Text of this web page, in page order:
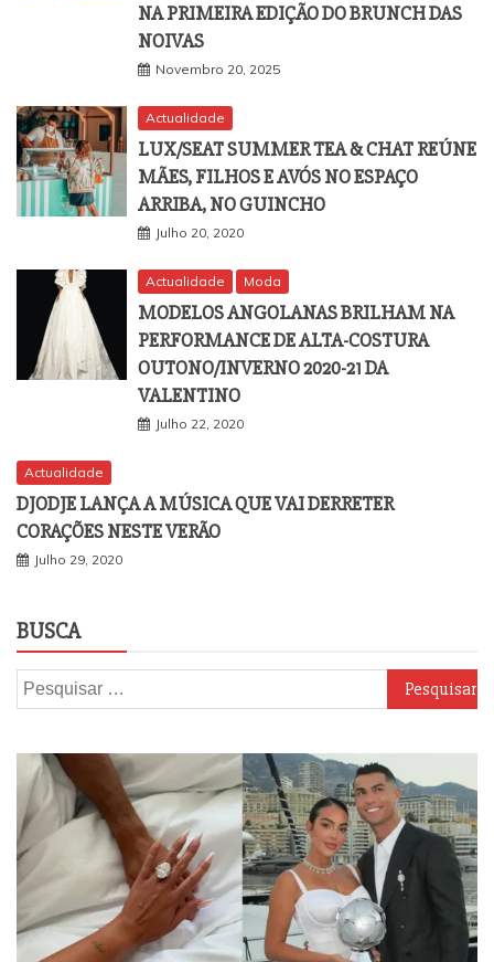
NA PRIMEIRA EDIÇÃO DO BRUNCH DAS
NOIVAS
Novembro 20, 2025
Actualidade
LUX/SEAT SUMMER TEA & CHAT REÚNE
MÃES, FILHOS E AVÓS NO ESPAÇO
ARRIBA, NO GUINCHO
Julho 20, 2020
Actualidade Moda
MODELOS ANGOLANAS BRILHAM NA
PERFORMANCE DE ALTA-COSTURA
OUTONO/INVERNO 2020-21 DA
VALENTINO
Julho 22, 2020
Actualidade
DJODJE LANÇA A MÚSICA QUE VAI DERRETER
CORAÇÕES NESTE VERÃO
Julho 29, 2020
BUSCA
Pesquisar
por: